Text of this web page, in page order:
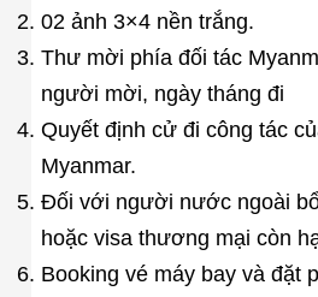
02 ảnh 3×4 nền trắng.
Thư mời phía đối tác
người mời, ngày tháng đi
Quyết định cử đi công tác
Myanmar.
Đối với người nước ngoài
hoặc visa thương mại còn
Booking vé máy bay và đặt